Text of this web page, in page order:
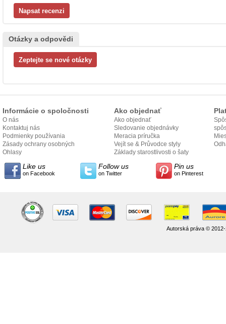
Otázky a odpovědi
Informácie o spoločnosti
O nás
Kontaktuj nás
Podmienky používania
Zásady ochrany osobných
údajov
Ohlasy
Ako objednať
Ako objednať
Sledovanie objednávky
Meracia príručka
Vejít se & Průvodce styly
Základy starostlivosti o šaty
Like us
on Facebook
Follow us
on Twitter
Pin us
on Pinterest
Autorská práva ©